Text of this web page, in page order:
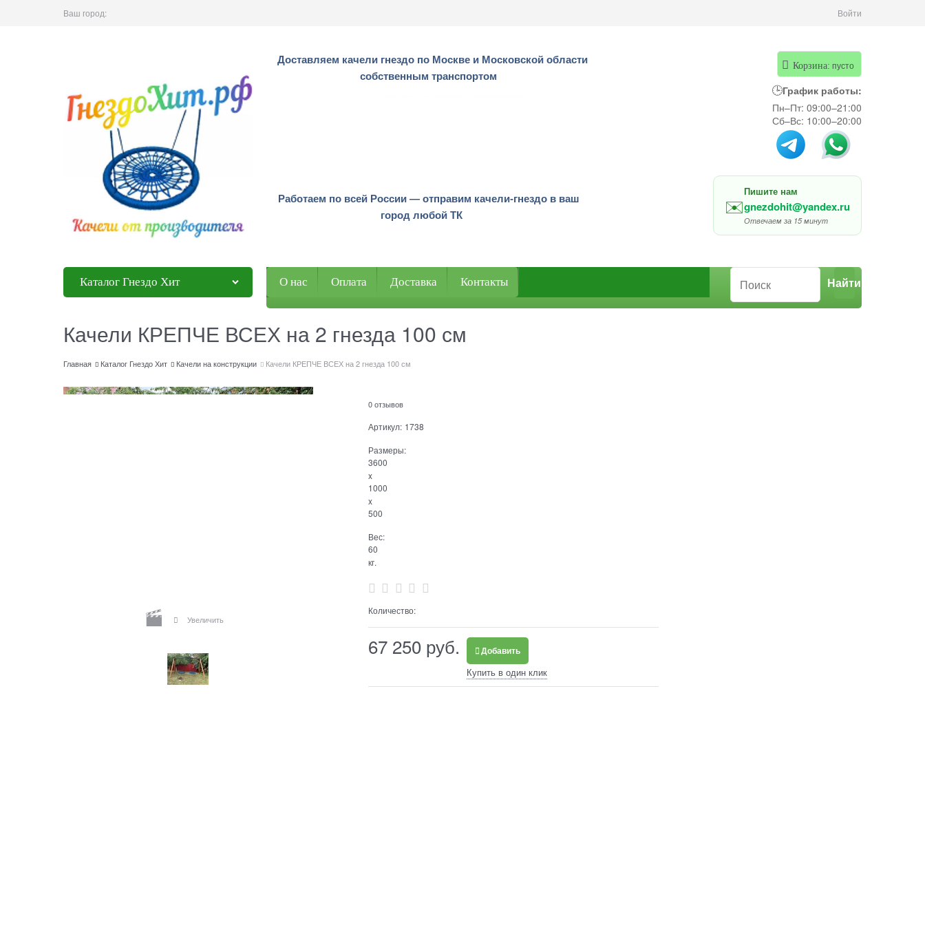
Ваш город: Войти
Доставляем качели гнездо по Москве и Московской области
собственным транспортом
Работаем по всей России — отправим качели-гнездо в ваш
город любой ТК
Корзина: пусто
🕒График работы:
Пн–Пт: 09:00–21:00
Сб–Вс: 10:00–20:00
✉️
Пишите нам
gnezdohit@yandex.ru
Отвечаем за 15 минут
Каталог Гнездо Хит О нас Оплата Доставка Контакты Найти
Качели КРЕПЧЕ ВСЕХ на 2 гнезда 100 см
Главная Каталог Гнездо Хит Качели на конструкции Качели КРЕПЧЕ ВСЕХ на 2 гнезда 100 см
Увеличить
0 отзывов
Артикул: 1738
Размеры:
3600
x
1000
x
500
Вес:
60
кг.
Количество:
67 250 руб. Добавить
Купить в один клик